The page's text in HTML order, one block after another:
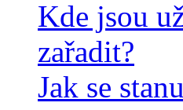
Kde jsou
zařadit?
Jak se